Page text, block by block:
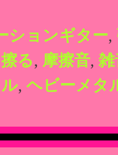
ションギター,
擦る, 摩擦音, 雑
, ヘビーメタ